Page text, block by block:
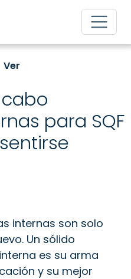
Ver
para SQF
internas son solo
Un sólido
es su arma
y su mejor